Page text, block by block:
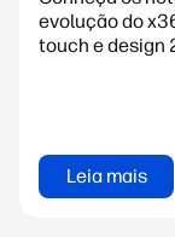
evolução do
touch e design
Leia mais